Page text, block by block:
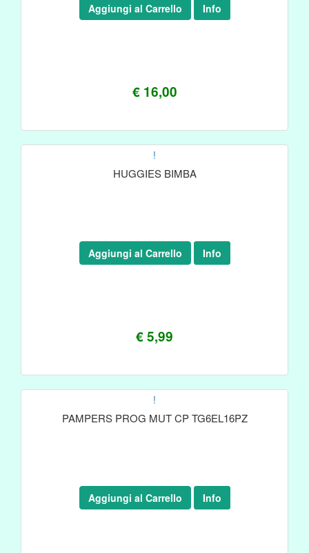
€ 16,00
Aggiungi al Carrello Info
!
HUGGIES BIMBA
€ 5,99
Aggiungi al Carrello Info
!
PAMPERS PROG MUT CP TG6EL16PZ
Aggiungi al Carrello Info